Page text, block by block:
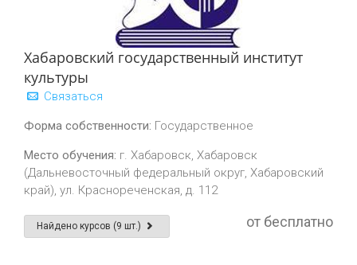
Хабаровский государственный институт
культуры
Связаться
Форма собственности: Государственное
Место обучения: г. Хабаровск, Хабаровск
(Дальневосточный федеральный округ, Хабаровский
край), ул. Краснореченская, д. 112
Найдено курсов (9 шт.) от бесплатно